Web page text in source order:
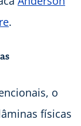
.
o
físicas